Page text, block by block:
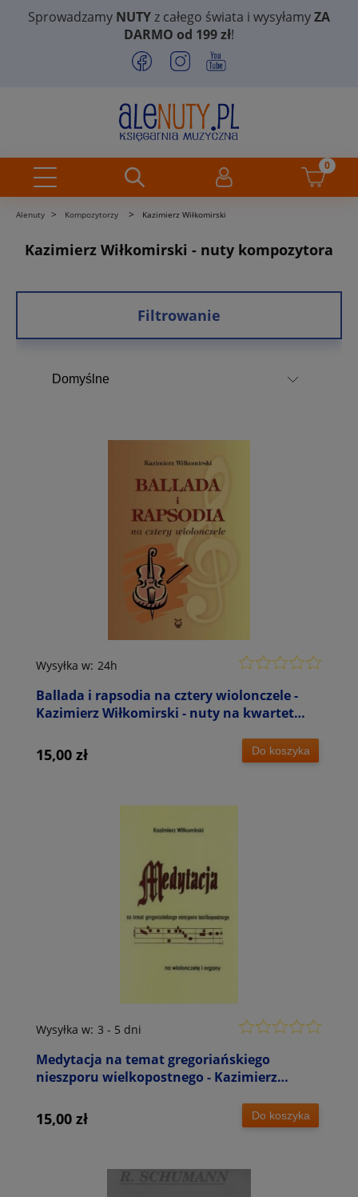
Sprowadzamy NUTYz całego świata i wysyłamyZA
DARMO od 199 zł!
Alenuty > Kompozytorzy > Kazimierz Wiłkomirski
Kazimierz Wiłkomirski - nuty kompozytora
Filtrowanie
Ballada i rapsodia na cztery wiolonczele -
Kazimierz Wiłkomirski - nuty na kwartet
Wysyłka w: 24h
15,00 zł Do koszyka
Medytacja na temat gregoriańskiego
nieszporu wielkopostnego - Kazimierz
Wysyłka w: 3 - 5 dni
15,00 zł Do koszyka